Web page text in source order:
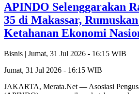
APINDO Selenggarakan
35 di Makassar,
Ketahanan Ekonomi
Bisnis | Jumat, 31 Jul 2026 - 16:15 WIB
Jumat, 31 Jul 2026 - 16:15 WIB
JAKARTA, Merata.Net — Asosiasi